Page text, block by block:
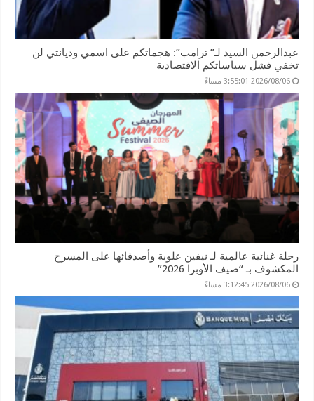
عبدالرحمن السيد لـ” ترامب”: هجماتكم على اسمي وديانتي لن
تخفي فشل سياساتكم الاقتصادية
2026/08/06 3:55:01 مساءً
رحلة غنائية عالمية لـ نيفين علوبة وأصدقائها على المسرح
المكشوف بـ “صيف الأوبرا 2026”
2026/08/06 3:12:45 مساءً